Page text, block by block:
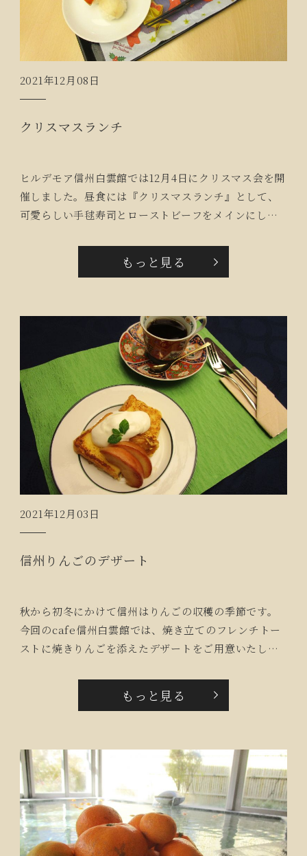
2021年12月08日
クリスマスランチ
ヒルデモア信州白雲館では12月4日にクリスマス会を開
催しました。昼食には『クリスマスランチ』として、
可愛らしい手毬寿司とローストビーフをメインにした
『美味しくって食べ過ぎちゃうわ』とお喜びの声をい
もっと見る
2021年12月03日
信州りんごのデザート
秋から初冬にかけて信州はりんごの収穫の季節です。
今回のcafe信州白雲館では、焼き立てのフレンチトー
ストに焼きりんごを添えたデザートをご用意いたしま
ます。『いい匂い！ふわふわでおいしい！』と皆様完
た。それぞれの楽しみ方でcafeのひとときを過ごして
いただきました。
もっと見る